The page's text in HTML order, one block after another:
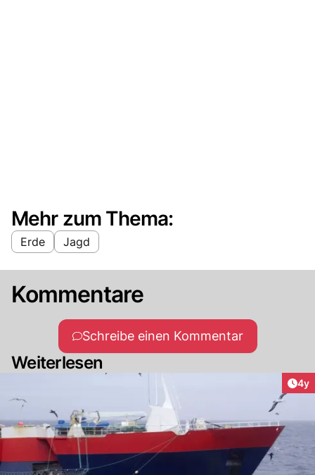
Mehr zum Thema:
Erde Jagd
Kommentare
Schreibe einen Kommentar
Weiterlesen
4y